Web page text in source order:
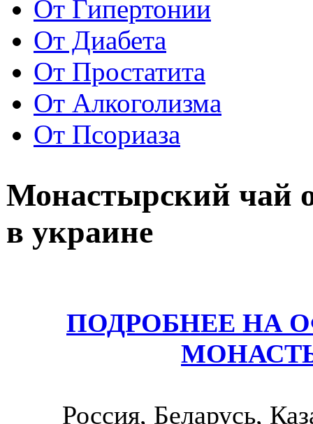
От Гипертонии
От Диабета
От Простатита
От Алкоголизма
От Псориаза
Монастырский чай
в украине
ПОДРОБНЕЕ НА
Россия, Беларусь,